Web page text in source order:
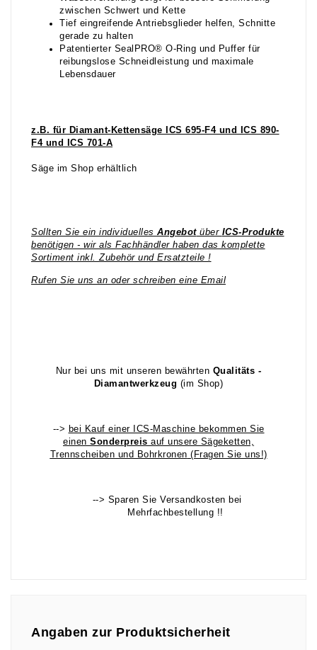
zwischen Schwert und Kette
Tief eingreifende Antriebsglieder helfen, Schnitte
gerade zu halten
Patentierter SealPRO® O-Ring und Puffer für
reibungslose Schneidleistung und maximale
Lebensdauer
z.B. für Diamant-Kettensäge ICS 695-F4 und ICS 890-
F4 und ICS 701-A
Säge im Shop erhältlich
Sollten Sie ein individuelles Angebotüber ICS-Produkte
benötigen - wir als Fachhändler haben das komplette
Sortiment inkl. Zubehör und Ersatzteile !
Rufen Sie uns an oder schreiben eine Email
Nur bei uns mit unseren bewährten Qualitäts -
Diamantwerkzeug (im Shop)
--> bei Kauf einer ICS-Maschine bekommen Sie
einen Sonderpreis auf unsere Sägeketten,
Trennscheiben und Bohrkronen (Fragen Sie uns!)
--> Sparen Sie Versandkosten bei
Mehrfachbestellung !!
Angaben zur Produktsicherheit